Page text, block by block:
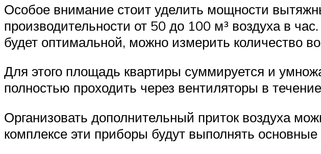
Особое внимание стоит уделить мощности
производительности от 50 до 100 м³ воздуха в
будет оптимальной, можно измерить количество
Для этого площадь квартиры суммируется и
полностью проходить через вентиляторы в
Организовать дополнительный приток воздуха
комплексе эти приборы будут выполнять